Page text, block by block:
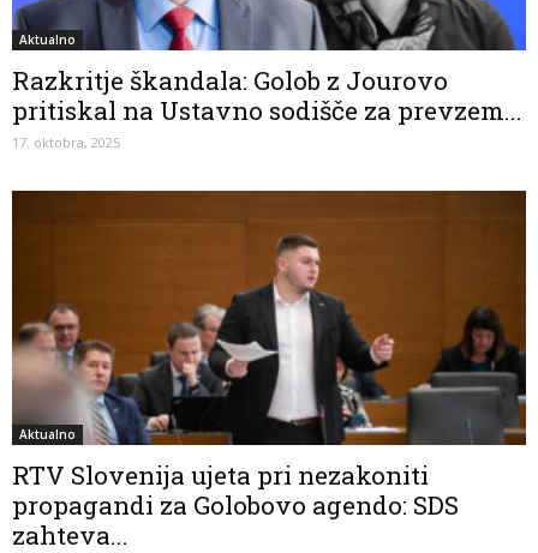
Aktualno
Razkritje škandala: Golob z Jourovo
pritiskal na Ustavno sodišče za prevzem...
17. oktobra, 2025
Aktualno
RTV Slovenija ujeta pri nezakoniti
propagandi za Golobovo agendo: SDS
zahteva...